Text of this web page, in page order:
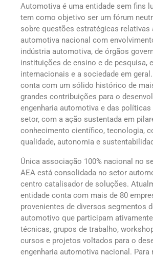
Automotiva é uma entidade sem fins
tem como objetivo ser um fórum
sobre questões estratégicas relativas
automotiva nacional com
indústria automotiva, de órgãos
instituições de ensino e de pesquisa,
internacionais e a sociedade em
conta com um sólido histórico de
grandes contribuições para o
engenharia automotiva e das políticas
setor, com a ação sustentada em
conhecimento científico, tecnologia,
qualidade, autonomia e
Única associação 100% nacional no
AEA está consolidada no setor
centro catalisador de soluções.
entidade conta com mais de 80
provenientes de diversos segmentos
automotivo que participam
técnicas, grupos de trabalho,
cursos e projetos voltados para o
engenharia automotiva nacional. Para